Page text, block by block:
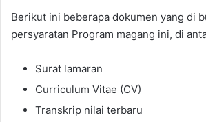
Berikut ini beberapa dokumen yang di
persyaratan Program magang ini, di
Surat lamaran
Curriculum Vitae (CV)
Transkrip nilai terbaru